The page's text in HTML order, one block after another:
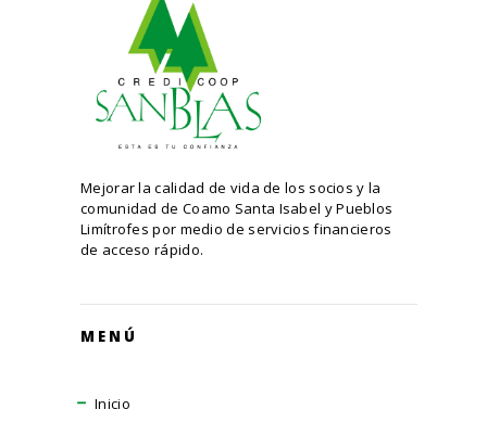
Mejorar la calidad de vida de los socios y la
comunidad de Coamo Santa Isabel y Pueblos
Limítrofes por medio de servicios financieros
de acceso rápido.
MENÚ
Inicio